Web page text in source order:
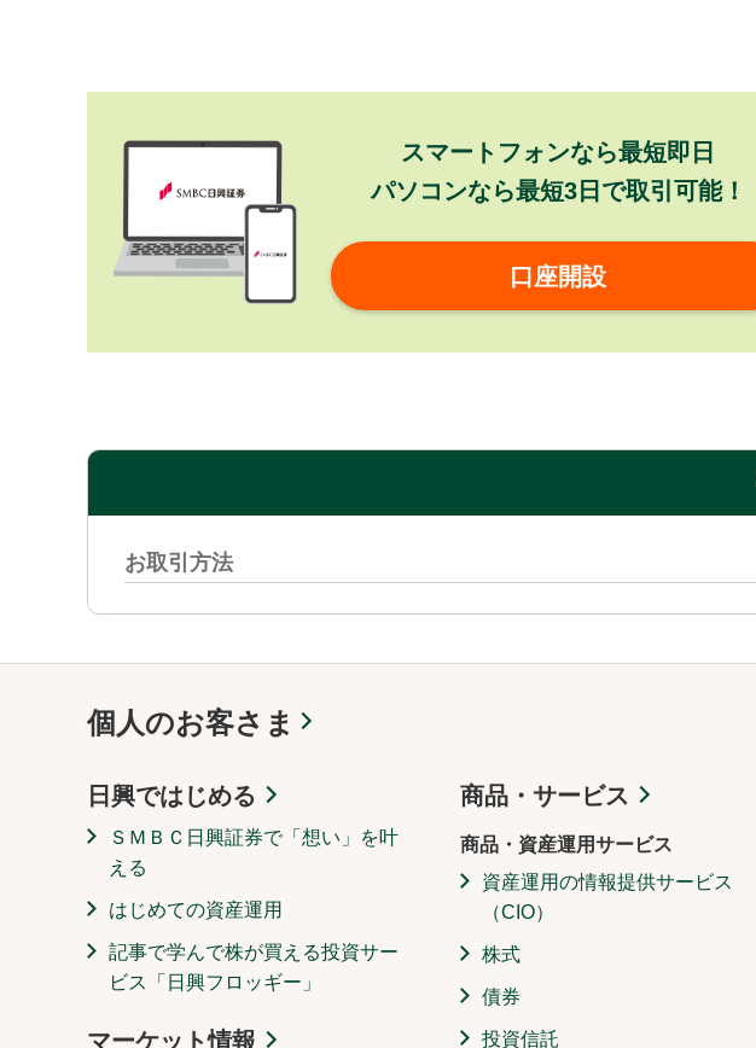
スマートフォンなら最短即日
パソコンなら最短3日で取引可能！
口座開設
お取引方法
個人のお客さま
日興ではじめる
ＳＭＢＣ日興証券で「想い」を叶
える
はじめての資産運用
記事で学んで株が買える投資サー
ビス「日興フロッギー」
マーケット情報
商品・サービス
商品・資産運用サービス
資産運用の情報提供サービス
（CIO）
株式
債券
投資信託